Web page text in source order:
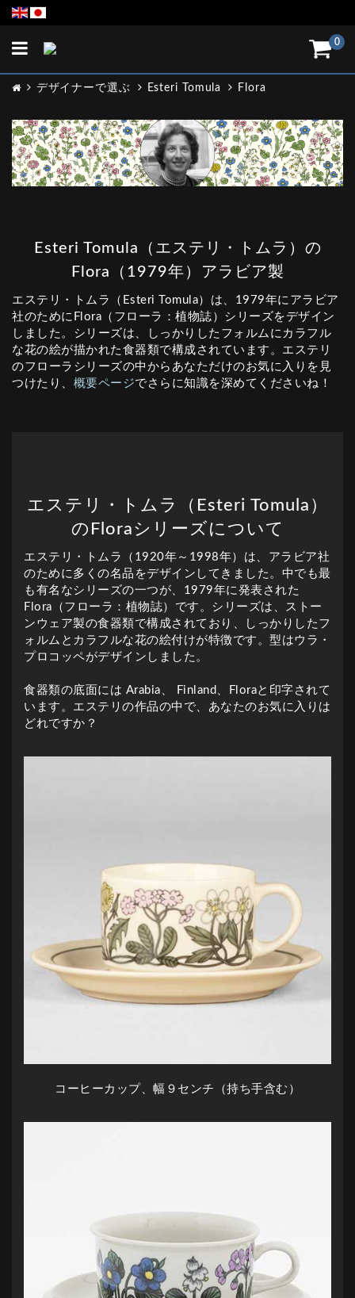
0
Toggle
デザイナーで選ぶ Esteri Tomula Flora
Esteri Tomula（エステリ・トムラ）の
Flora（1979年）アラビア製
エステリ・トムラ（Esteri Tomula）は、1979年にアラビア
社のためにFlora（フローラ：植物誌）シリーズをデザイン
しました。シリーズは、しっかりしたフォルムにカラフル
な花の絵が描かれた食器類で構成されています。エステリ
のフローラシリーズの中からあなただけのお気に入りを見
つけたり、 概要ページでさらに知識を深めてくださいね！
エステリ・トムラ（Esteri Tomula）
のFloraシリーズについて
エステリ・トムラ（1920年～1998年）は、アラビア社
のために多くの名品をデザインしてきました。中でも最
も有名なシリーズの一つが、1979年に発表された
Flora（フローラ：植物誌）です。シリーズは、ストー
ンウェア製の食器類で構成されており、しっかりしたフ
ォルムとカラフルな花の絵付けが特徴です。型はウラ・
プロコッペがデザインしました。
食器類の底面には Arabia、 Finland、Floraと印字されて
います。エステリの作品の中で、あなたのお気に入りは
どれですか？
コーヒーカップ、幅９センチ（持ち手含む）